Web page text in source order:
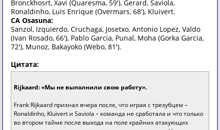
Bronckhosrt, Xavi (Quaresma, 59'), Gerard, Saviola,
Ronaldinho, Luis Enrique (Overmars, 68'), Kluivert.
CA Osasuna:
Sanzol, Izquierdo, Cruchaga, Josetxo, Antonio Lopez, Valdo
(Ivan Rosado, 66'), Pablo Garcia, Punal, Moha (Gorka Garcia,
72'), Munoz, Bakayoko (Webo, 81').
Цитата:
Rijkaard: «Мы не выполнили свою работу».
Frank Rijkaard признал вчера после, что играя с трезубцем –
Ronaldinho, Kluivert и Saviola – команда не сработала и что только
во втором тайме после выхода на поле крайних атакующих